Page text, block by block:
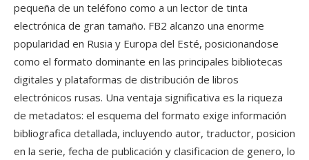
pequeña de un teléfono como a un lector de tinta
electrónica de gran tamaño. FB2 alcanzo una enorme
popularidad en Rusia y Europa del Esté, posicionandose
como el formato dominante en las principales bibliotecas
digitales y plataformas de distribución de libros
electrónicos rusas. Una ventaja significativa es la riqueza
de metadatos: el esquema del formato exige información
bibliografica detallada, incluyendo autor, traductor, posicion
en la serie, fecha de publicación y clasificacion de genero, lo